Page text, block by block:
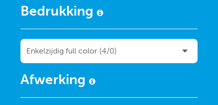
Bedrukking
Afwerking